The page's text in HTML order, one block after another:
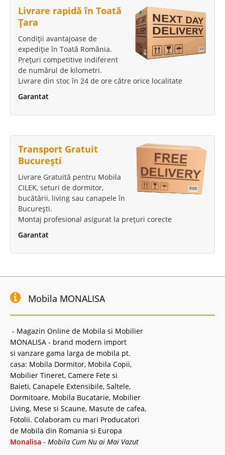
Livrare rapidă în Toată
Țara
Condiții avantajoase de
expediție în Toată România.
Prețuri competitive indiferent
de numărul de kilometri.
Livrare din stoc în 24 de ore către orice localitate
Garantat
Transport Gratuit
București
Livrare Gratuită pentru Mobila
CILEK, seturi de dormitor,
bucătării, living sau canapele în
București.
Montaj profesional asigurat la prețuri corecte
Garantat
Mobila MONALISA
- Magazin Online de Mobila si Mobilier
MONALISA - brand modern import
si vanzare gama larga de mobila pt.
casa: Mobila Dormitor, Mobila Copii,
Mobilier Tineret, Camere Fete si
Baieti, Canapele Extensibile, Saltele,
Dormitoare, Mobila Bucatarie, Mobilier
Living, Mese si Scaune, Masute de cafea,
Fotolii. Colaboram cu mari Producatori
de Mobila din Romania si Europa
Monalisa - Mobila Cum Nu ai Mai Vazut